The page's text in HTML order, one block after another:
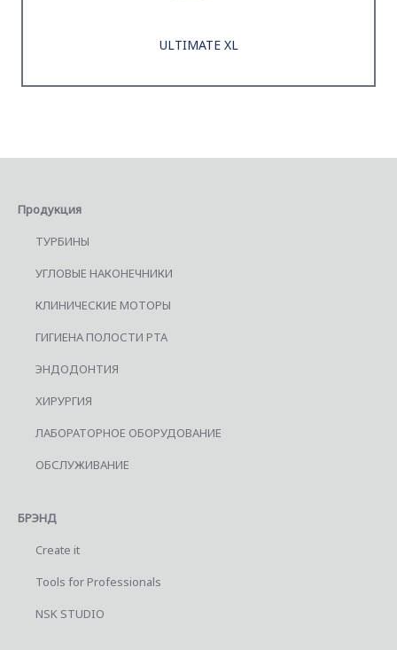
ULTIMATE XL
Продукция
ТУРБИНЫ
УГЛОВЫЕ НАКОНЕЧНИКИ
КЛИНИЧЕСКИЕ МОТОРЫ
ГИГИЕНА ПОЛОСТИ РТА
ЭНДОДОНТИЯ
ХИРУРГИЯ
ЛАБОРАТОРНОЕ ОБОРУДОВАНИЕ
ОБСЛУЖИВАНИЕ
БРЭНД
Create it
Tools for Professionals
NSK STUDIO